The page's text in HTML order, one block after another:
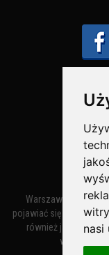
nasi
Warszawa – miasto
pojawiać się w
również jako
wynikała z